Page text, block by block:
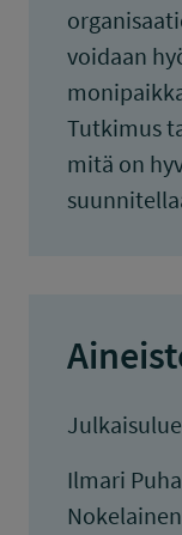
voidaan
Tutkimus
mitä on
Ilmari